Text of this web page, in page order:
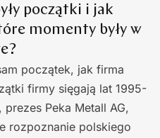
początki i jak
momenty były w
początek, jak firma
firmy sięgają lat 1995-
Peka Metall AG,
rozpoznanie polskiego